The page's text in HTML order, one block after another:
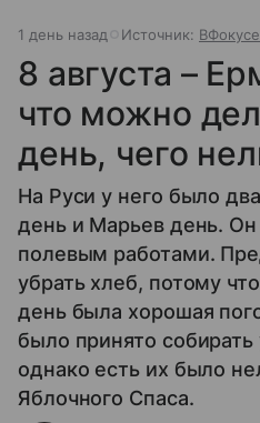
1 день назад Источник:
8 августа –
что можно
день, чего
На Руси у него было
день и Марьев день. Он
полевым работами.
убрать хлеб, потому
день была хорошая
было принято
однако есть их было
Яблочного Спаса.